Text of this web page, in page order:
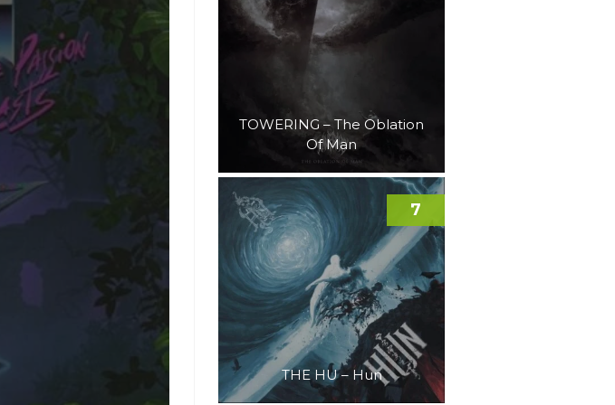
TOWERING – The Oblation
Of Man
THE HU – Hun
7